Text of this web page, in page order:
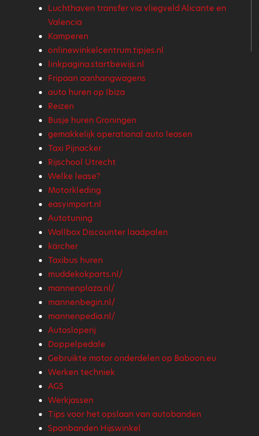
Luchthaven transfer via vliegveld Alicante en
Valencia
Kamperen
onlinewinkelcentrum.tipjes.nl
linkpagina.startbewijs.nl
Fripaan aanhangwagens
auto huren op Ibiza
Reizen
Busje huren Groningen
gemakkelijk operational auto leasen
Taxi Pijnacker
Rijschool Utrecht
Welke lease?
Motorkleding
easyimport.nl
Autotuning
Wallbox Discounter laadpalen
kärcher
Taxibus huren
muddekokparts.nl/
mannenplaza.nl/
mannenbegin.nl/
mannenpedia.nl/
Autosloperij
Doppelpedale
Gebruikte motor onderdelen op Baboon.eu
Werken techniek
AG5
Werkjassen
Tips voor het opslaan van autobanden
Spanbanden Hijswinkel